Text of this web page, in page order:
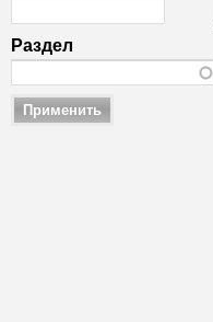
Раздел